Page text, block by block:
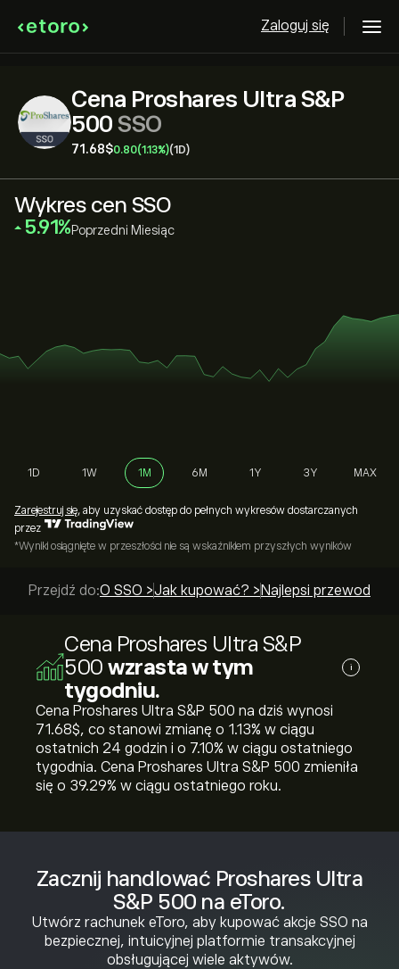
Zaloguj się
Cena Proshares Ultra S&P
500 SSO
71.68‎$‎0.80(1.13%)(1D)
Zacznij handlować Proshares Ultra
S&P 500 na eToro.
Utwórz rachunek eToro, aby kupować akcje SSO na
bezpiecznej, intuicyjnej platformie transakcyjnej
obsługującej wiele aktywów.
Wykres cen SSO
‎5.91‎ Poprzedni Miesiąc
1D 1W 1M 6M 1Y 3Y MAX
Zarejestruj się, aby uzyskać dostęp do pełnych wykresów dostarczanych
przez
*Wyniki osiągnięte w przeszłości nie są wskaźnikiem przyszłych wyników
Przejdź do:O SSO >Jak kupować? > Najlepsi przewodnicy
Cena Proshares Ultra S&P
500 wzrasta w tym
tygodniu.
i
Cena Proshares Ultra S&P 500 na dziś wynosi
71.68‎$‎, co stanowi zmianę o ‎1.13‎% w ciągu
ostatnich 24 godzin i o ‎7.10‎% w ciągu ostatniego
tygodnia. Cena Proshares Ultra S&P 500 zmieniła
się o ‎39.29‎% w ciągu ostatniego roku.